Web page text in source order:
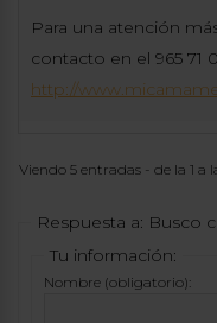
Para una atención
contacto en el 965 71
http://
Viendo 5 entradas - de la 1 a
Respuesta a: Busco
Tu información:
Nombre (obligatorio):